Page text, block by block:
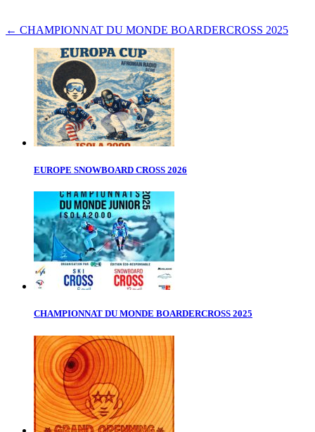
← CHAMPIONNAT DU MONDE BOARDERCROSS 2025
EUROPE SNOWBOARD CROSS 2026
CHAMPIONNAT DU MONDE BOARDERCROSS 2025